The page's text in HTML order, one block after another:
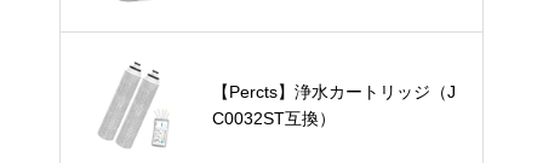
【Percts】浄水カートリッジ（J
C0032ST互換）